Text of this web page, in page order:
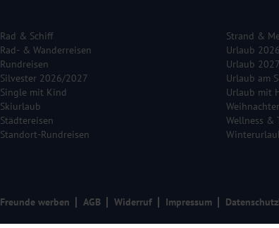
Rad & Schiff
Rad- & Wanderreisen
Rundreisen
Silvester 2026/2027
Single mit Kind
Skiurlaub
Städtereisen
Standort-Rundreisen
Strand &
Urlaub 2026
Urlaub 2027
Urlaub am
Urlaub mit
Wellness &
Freunde werben AGB Widerruf Impressum